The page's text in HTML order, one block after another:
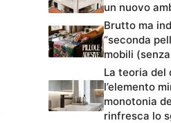
un nuovo
Brutto ma
“seconda
mobili
La teoria del
l’elemento
monotonia
rinfresca lo